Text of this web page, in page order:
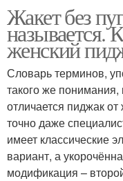
Жакет без
называется.
женский
Словарь терминов,
такого же
отличается пиджак
точно даже
имеет классические
вариант, а
модификация –